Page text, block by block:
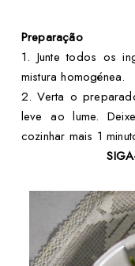
Preparação
1. Junte todos os
mistura homogénea.
2. Verta o
leve ao lume.
cozinhar mais 1